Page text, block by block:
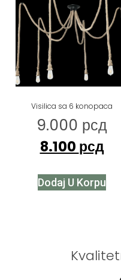
Visilica sa 6 konopaca
9.000 рсд
8.100 рсд
Dodaj U Korpu